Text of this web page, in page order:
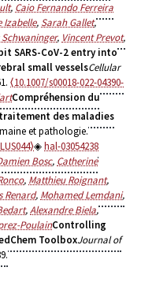
, Caio Fernando Ferreira
Izabelle, Sarah Gallet,
, Vincent Prevot,
SARS-CoV-2 entry into
small vesselsCellular
⟨10.1007/s00018-022-04390-
Compréhension du
des maladies
et pathologie.
hal-03054238
Bosc, Catherine
, Matthieu Roignant,
Renard, Mohamed Lemdani,
,Alexandre Biela,
PoulainControlling
ToolboxJournal of